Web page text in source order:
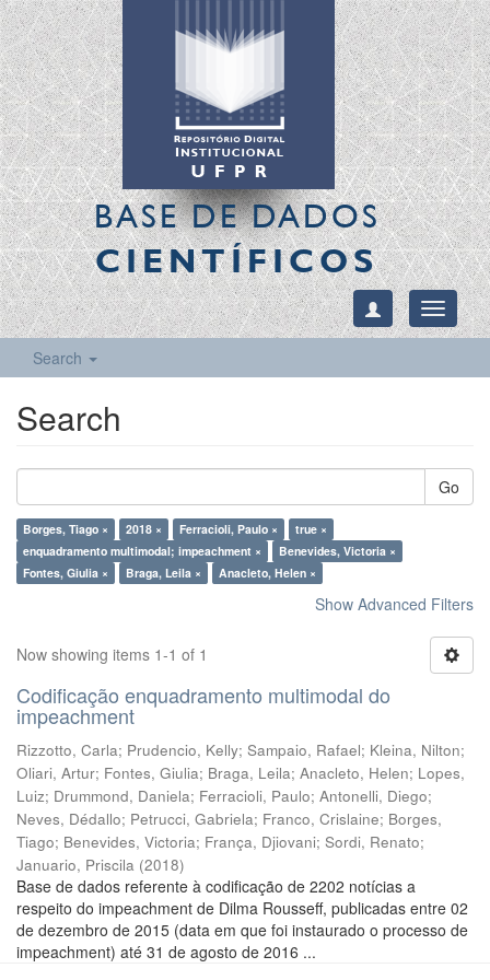
BASE DE DADOS
CIENTÍFICOS
Toggle
Search
Search
Go
Borges, Tiago × 2018 × Ferracioli, Paulo ×
true ×
enquadramento multimodal; impeachment ×
Benevides, Victoria ×
Fontes, Giulia ×
Braga, Leila × Anacleto, Helen ×
Show Advanced Filters
Now showing items 1-1 of 1
Codificação enquadramento multimodal do
impeachment
Rizzotto, Carla; Prudencio, Kelly; Sampaio, Rafael; Kleina, Nilton;
Oliari, Artur; Fontes, Giulia; Braga, Leila; Anacleto, Helen; Lopes,
Luiz; Drummond, Daniela; Ferracioli, Paulo; Antonelli, Diego;
Neves, Dédallo; Petrucci, Gabriela; Franco, Crislaine; Borges,
Tiago; Benevides, Victoria; França, Djiovani; Sordi, Renato;
Januario, Priscila (2018)
Base de dados referente à codificação de 2202 notícias a
respeito do impeachment de Dilma Rousseff, publicadas entre 02
de dezembro de 2015 (data em que foi instaurado o processo de
impeachment) até 31 de agosto de 2016 ...